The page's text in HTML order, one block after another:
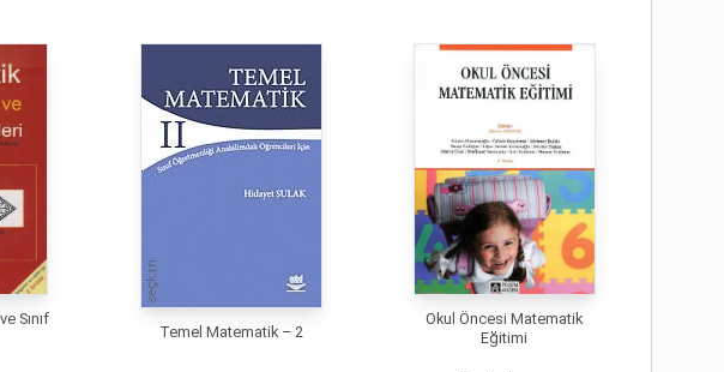
Sınıf
Temel Matematik – 2
Okul Öncesi Matematik
Eğitimi